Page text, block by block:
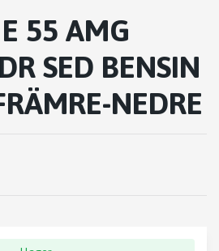
55 AMG
SED BENSIN
NEDRE